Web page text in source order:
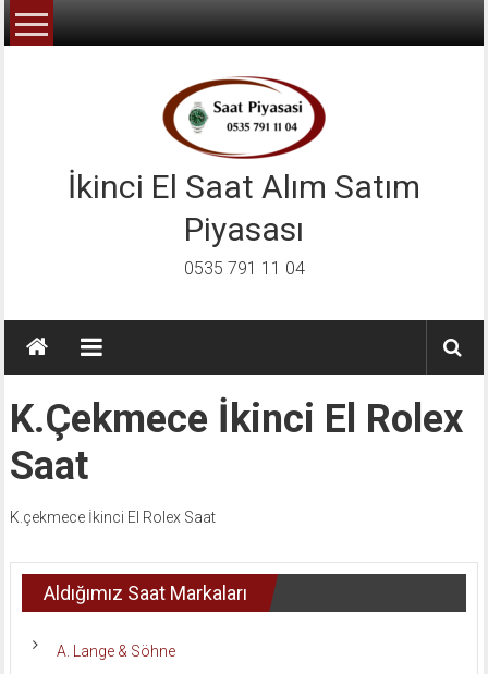
İçeriğe
geç
İkinci El Saat Alım Satım
Piyasası
0535 791 11 04
K.çekmece İkinci El Rolex
Saat
K.çekmece İkinci El Rolex Saat
Aldığımız Saat Markaları
A. Lange & Söhne